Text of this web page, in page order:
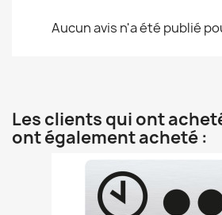
Aucun avis n'a été publié
Les clients qui ont
ont également acheté :